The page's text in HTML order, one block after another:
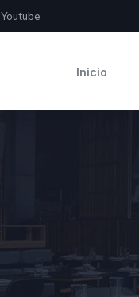
Youtube
Inicio